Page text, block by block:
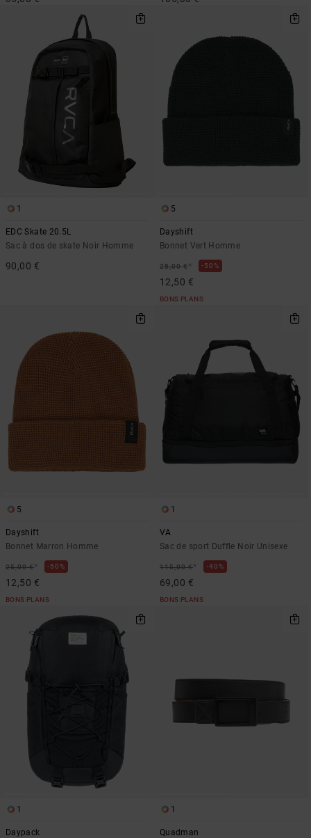
1
EDC Skate 20.5L
Sac à dos de skate Noir Homme
90,00 €
5
Dayshift
Bonnet Vert Homme
25,00 €* 50%
12,50 €
BONS PLANS
5
Dayshift
Bonnet Marron Homme
25,00 €* 50%
12,50 €
BONS PLANS
1
VA
Sac de sport Duffle Noir Unisexe
115,00 €* 40%
69,00 €
BONS PLANS
1
Daypack
1
Quadman